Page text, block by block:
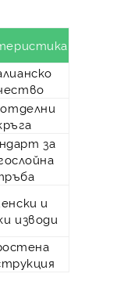
за
и
изводи